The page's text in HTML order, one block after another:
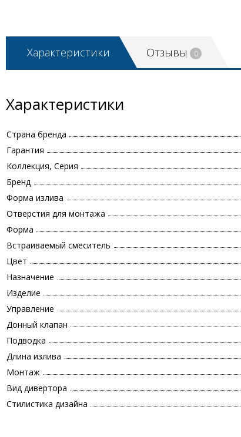
Характеристики Отзывы 0
Характеристики
Страна бренда
Гарантия
Коллекция, Серия
Бренд
Форма излива
Отверстия для монтажа
Форма
Встраиваемый смеситель
Цвет
Назначение
Изделие
Управление
Донный клапан
Подводка
Длина излива
Монтаж
Вид дивертора
Стилистика дизайна